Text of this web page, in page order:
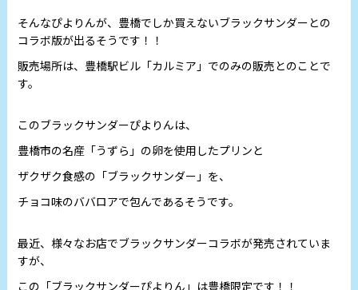
そんなぴよりんが、豊橋でしか買えないブラックサンダーとの
コラボ版が出るそうです！！
販売場所は、豊橋駅ビル「カルミア」でのみの販売とのことで
す。
このブラックサンダーぴよりんは、
豊橋市の名産「うずら」の卵を使用したプリンと
ザクザク食感の「ブラックサンダー」を、
チョコ味のババロアで包んであるそうです。
最近、様々なお店でブラックサンダーコラボが発売されていま
すが、
この「ブラックサンダーぴよりん」は豊橋限定です！！